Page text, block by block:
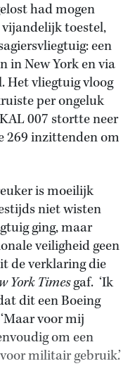
had mogen
toestel,
een
in New York en via
Het vliegtuig vloog
per ongeluk
007 stortte neer
269 inzittenden om
is moeilijk
niet wisten
ging, maar
veiligheid geen
de verklaring die
York Timesgaf. ‘Ik
dit een Boeing
voor mij
om een
militair gebruik.’